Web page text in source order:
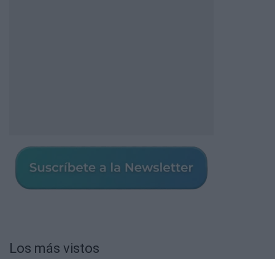
Los más vistos